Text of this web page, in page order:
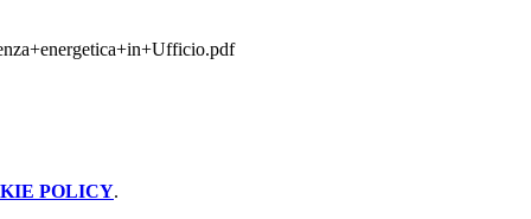
POLICY.